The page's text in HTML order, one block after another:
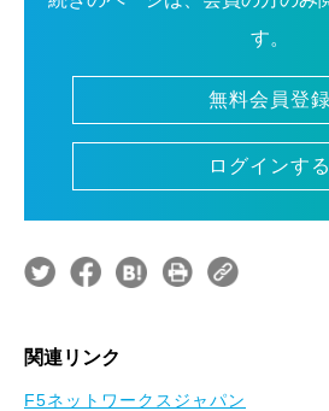
す。
無料会員登録
ログインする
関連リンク
F5ネットワークスジャパン